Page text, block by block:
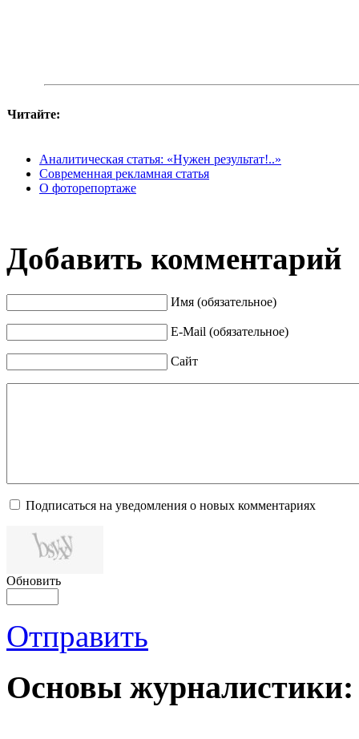
Читайте:
Аналитическая статья: «Нужен результат!..»
Современная рекламная статья
О фоторепортаже
Добавить комментарий
Имя (обязательное)
E-Mail (обязательное)
Сайт
Подписаться на уведомления о новых комментариях
Обновить
Отправить
Основы журналистики: